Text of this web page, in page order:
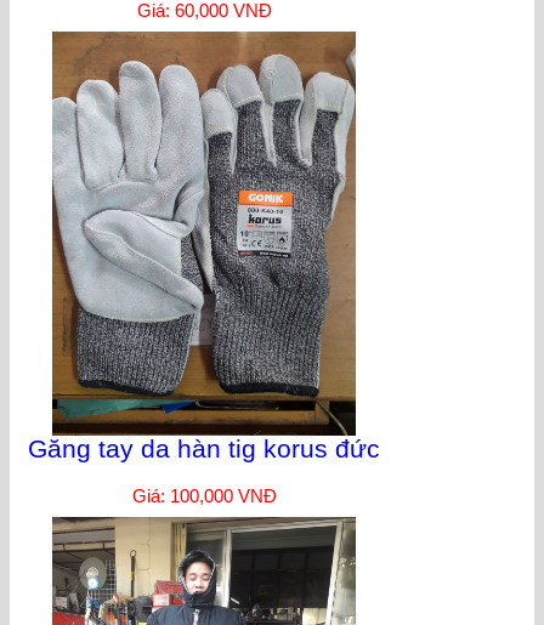
Giá: 60,000 VNĐ
Găng tay da hàn tig korus đức
Giá: 100,000 VNĐ